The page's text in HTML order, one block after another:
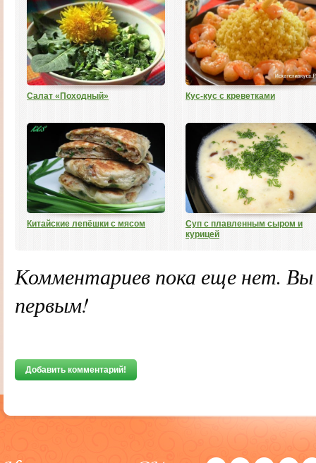
Салат «Походный» Кус-кус с креветками
Китайские лепёшки с мясом
Суп с плавленным сыром и
курицей
Комментариев пока еще нет.
первым!
Добавить комментарий!